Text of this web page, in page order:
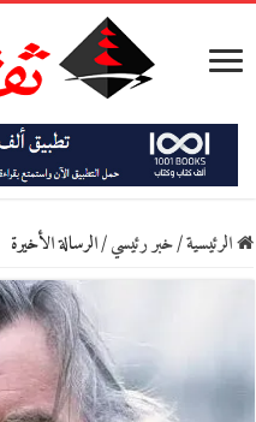
الرئيسية/خبر رئيسي/الرسالة الأخيرة